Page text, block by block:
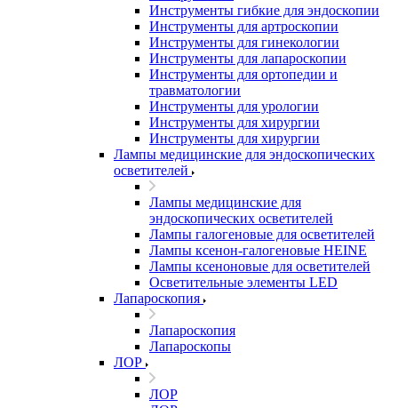
Инструменты гибкие для эндоскопии
Инструменты для артроскопии
Инструменты для гинекологии
Инструменты для лапароскопии
Инструменты для ортопедии и
травматологии
Инструменты для урологии
Инструменты для хирургии
Инструменты для хирургии
Лампы медицинские для эндоскопических
осветителей
Лампы медицинские для
эндоскопических осветителей
Лампы галогеновые для осветителей
Лампы ксенон-галогеновые HEINE
Лампы ксеноновые для осветителей
Осветительные элементы LED
Лапароскопия
Лапароскопия
Лапароскопы
ЛОР
ЛОР